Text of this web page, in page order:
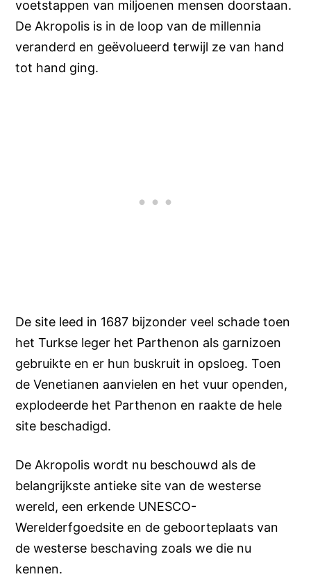
voetstappen van miljoenen mensen doorstaan.
De Akropolis is in de loop van de millennia
veranderd en geëvolueerd terwijl ze van hand
tot hand ging.
De site leed in 1687 bijzonder veel schade toen
het Turkse leger het Parthenon als garnizoen
gebruikte en er hun buskruit in opsloeg. Toen
de Venetianen aanvielen en het vuur openden,
explodeerde het Parthenon en raakte de hele
site beschadigd.
De Akropolis wordt nu beschouwd als de
belangrijkste antieke site van de westerse
wereld, een erkende UNESCO-
Werelderfgoedsite en de geboorteplaats van
de westerse beschaving zoals we die nu
kennen.